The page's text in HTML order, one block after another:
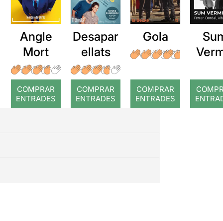
Angle
Mort
COMPRAR
ENTRADES
Desapar
ellats
COMPRAR
ENTRADES
Gola
COMPRAR
ENTRADES